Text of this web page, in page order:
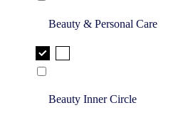
Beauty & Personal Care
Beauty Inner Circle